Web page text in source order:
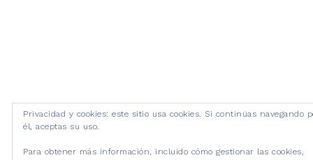
Privacidad y cookies: este sitio usa cookies. Si continúas navegando
él, aceptas su uso.
Para obtener más información, incluido cómo gestionar las cookies,